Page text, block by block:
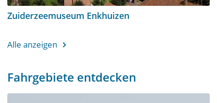
Zuiderzeemuseum Enkhuizen
Alle anzeigen
Fahrgebiete entdecken